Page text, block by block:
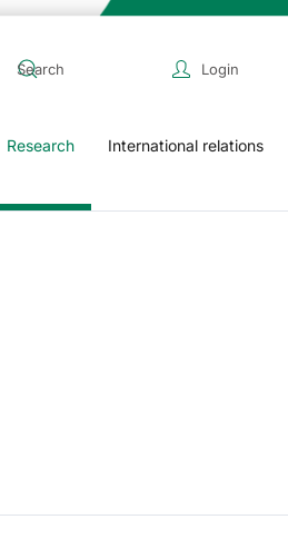
Login
Research International relations